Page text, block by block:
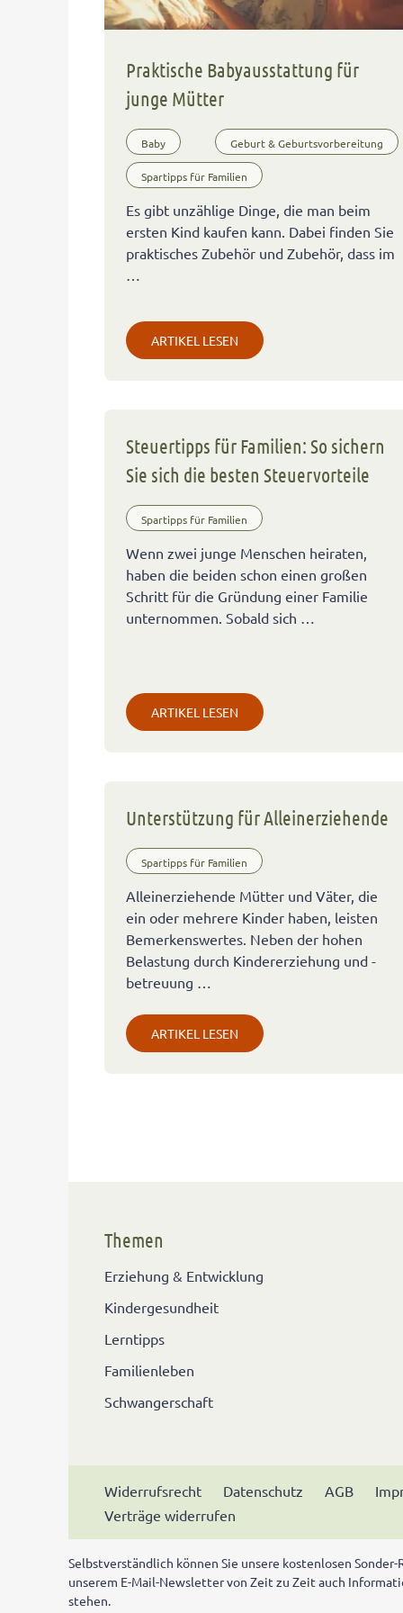
Praktische Babyausstattung für
junge Mütter
Baby Geburt & Geburtsvorbereitung
Spartipps für Familien
Es gibt unzählige Dinge, die man beim
ersten Kind kaufen kann. Dabei finden Sie
praktisches Zubehör und Zubehör, dass im
ARTIKEL LESEN
Steuertipps für Familien: So sichern
Sie sich die besten Steuervorteile
Spartipps für Familien
Wenn zwei junge Menschen heiraten,
haben die beiden schon einen großen
Schritt für die Gründung einer Familie
unternommen. Sobald sich …
ARTIKEL LESEN
Unterstützung für Alleinerziehende
Spartipps für Familien
Alleinerziehende Mütter und Väter, die
ein oder mehrere Kinder haben, leisten
Bemerkenswertes. Neben der hohen
Belastung durch Kindererziehung und -
betreuung …
ARTIKEL LESEN
Themen
Erziehung & Entwicklung
Kindergesundheit
Lerntipps
Familienleben
Schwangerschaft
Widerrufsrecht Datenschutz AGB
Verträge widerrufen
Selbstverständlich können Sie unsere kostenlosen
unserem E-Mail-Newsletter von Zeit zu Zeit auch
stehen.